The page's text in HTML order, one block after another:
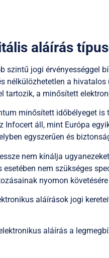
aláírás
szintű jogi érvényességgel
nélkülözhetetlen a
a minősített
minősített időbélyeget
Infocert áll, mint Európa
egyszerűen és
nem kínálja
nem szükséges
nyomon
aláírások jogi
aláírás a